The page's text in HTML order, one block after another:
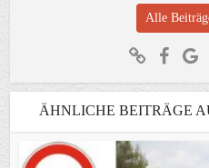
Alle
ÄHNLICHE BEITRÄGE